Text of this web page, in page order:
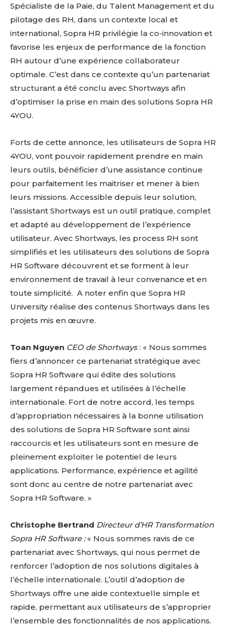
Spécialiste de la Paie, du Talent Management et du
pilotage des RH, dans un contexte local et
international, Sopra HR privilégie la co-innovation et
favorise les enjeux de performance de la fonction
RH autour d’une expérience collaborateur
optimale. C’est dans ce contexte qu’un partenariat
structurant a été conclu avec Shortways afin
d’optimiser la prise en main des solutions Sopra HR
4YOU.
Forts de cette annonce, les utilisateurs de Sopra HR
4YOU, vont pouvoir rapidement prendre en main
leurs outils, bénéficier d’une assistance continue
pour parfaitement les maitriser et mener à bien
leurs missions. Accessible depuis leur solution,
l’assistant Shortways est un outil pratique, complet
et adapté au développement de l’expérience
utilisateur. Avec Shortways, les process RH sont
simplifiés et les utilisateurs des solutions de Sopra
HR Software découvrent et se forment à leur
environnement de travail à leur convenance et en
toute simplicité. A noter enfin que Sopra HR
University réalise des contenus Shortways dans les
projets mis en œuvre.
Toan Nguyen CEO de Shortways: « Nous sommes
fiers d’annoncer ce partenariat stratégique avec
Sopra HR Software qui édite des solutions
largement répandues et utilisées à l’échelle
internationale. Fort de notre accord, les temps
d’appropriation nécessaires à la bonne utilisation
des solutions de Sopra HR Software sont ainsi
raccourcis et les utilisateurs sont en mesure de
pleinement exploiter le potentiel de leurs
applications. Performance, expérience et agilité
sont donc au centre de notre partenariat avec
Sopra HR Software. »
Christophe Bertrand Directeur d’HR Transformation
Sopra HR Software :« Nous sommes ravis de ce
partenariat avec Shortways, qui nous permet de
renforcer l’adoption de nos solutions digitales à
l’échelle internationale. L’outil d’adoption de
Shortways offre une aide contextuelle simple et
rapide, permettant aux utilisateurs de s’approprier
l’ensemble des fonctionnalités de nos applications.